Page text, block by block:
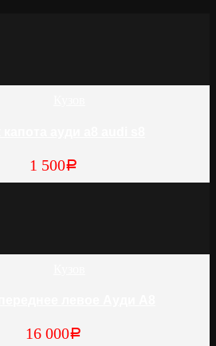
1 500Р
16 000Р